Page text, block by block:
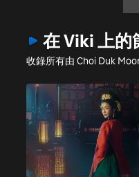
在 Viki 上的
收錄所有由 Choi Duk